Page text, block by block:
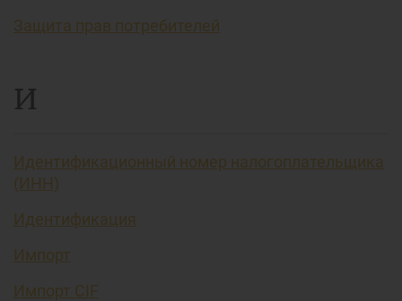
Защита прав потребителей
И
Идентификационный номер налогоплательщика
(ИНН)
Идентификация
Импорт
Импорт CIF